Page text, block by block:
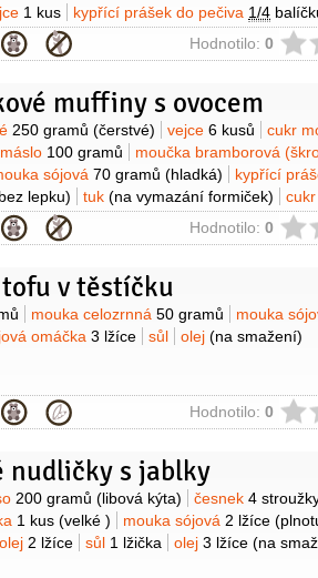
1 kus kypřící prášek do pečiva 1/4
poleva tmavá ((nemusí být))
Hodnotilo: 0
muffiny s ovocem
250 gramů (čerstvé) vejce 6 kusů
cukr
máslo 100 gramů
moučka bramborová
sójová 70 gramů (hladká)
kypřící
lepku) tuk (na vymazání formiček)
Hodnotilo: 0
tofu v těstíčku
mouka celozrnná 50 gramů mouka
omáčka 3 lžíce sůl olej (na smažení)
Hodnotilo: 0
nudličky s jablky
200 gramů (libová kýta) česnek 4
1 kus (velké ) mouka sójová 2 lžíce
olej 2 lžíce sůl 1 lžička olej 3 lžíce (na